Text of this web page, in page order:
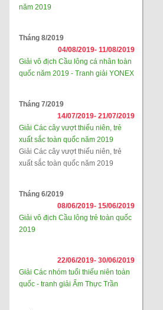
năm 2019
Tháng 8/2019
04/08/2019- 11/08/2019
Giải vô địch Cầu lông cá nhân toàn
quốc năm 2019 - Tranh giải YONEX
Tháng 7/2019
14/07/2019- 21/07/2019
Giải Các cây vượt thiếu niên, trẻ
xuất sắc toàn quốc năm 2019
Giải Các cây vượt thiếu niên, trẻ
xuất sắc toàn quốc năm 2019
Tháng 6/2019
08/06/2019- 15/06/2019
Giải vô địch Cầu lông trẻ toàn quốc
2019
22/06/2019- 30/06/2019
Giải Các nhóm tuổi thiếu niên toàn
quốc - tranh giải Ẩm Thực Trần